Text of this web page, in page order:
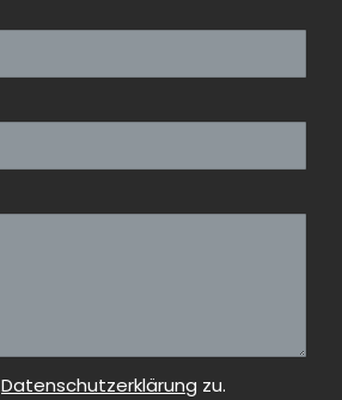
Datenschutzerklärung zu.